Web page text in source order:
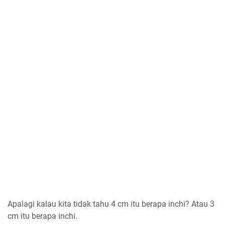
Apalagi kalau kita tidak tahu 4 cm itu berapa inchi? Atau 3
cm itu berapa inchi.